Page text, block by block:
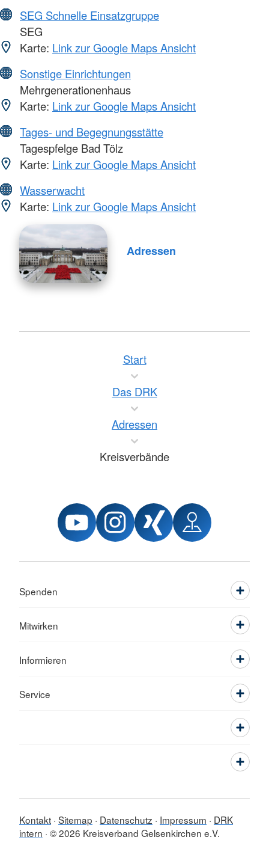
SEG Schnelle Einsatzgruppe
SEG
Karte: Link zur Google Maps Ansicht
Sonstige Einrichtungen
Mehrgenerationenhaus
Karte: Link zur Google Maps Ansicht
Tages- und Begegnungsstätte
Tagespfelge Bad Tölz
Karte: Link zur Google Maps Ansicht
Wasserwacht
Karte: Link zur Google Maps Ansicht
Adressen
Start
Das DRK
Adressen
Kreisverbände
Spenden
Mitwirken
Informieren
Service
Kontakt Sitemap Datenschutz Impressum
DRK
intern © 2026 Kreisverband Gelsenkirchen e.V.